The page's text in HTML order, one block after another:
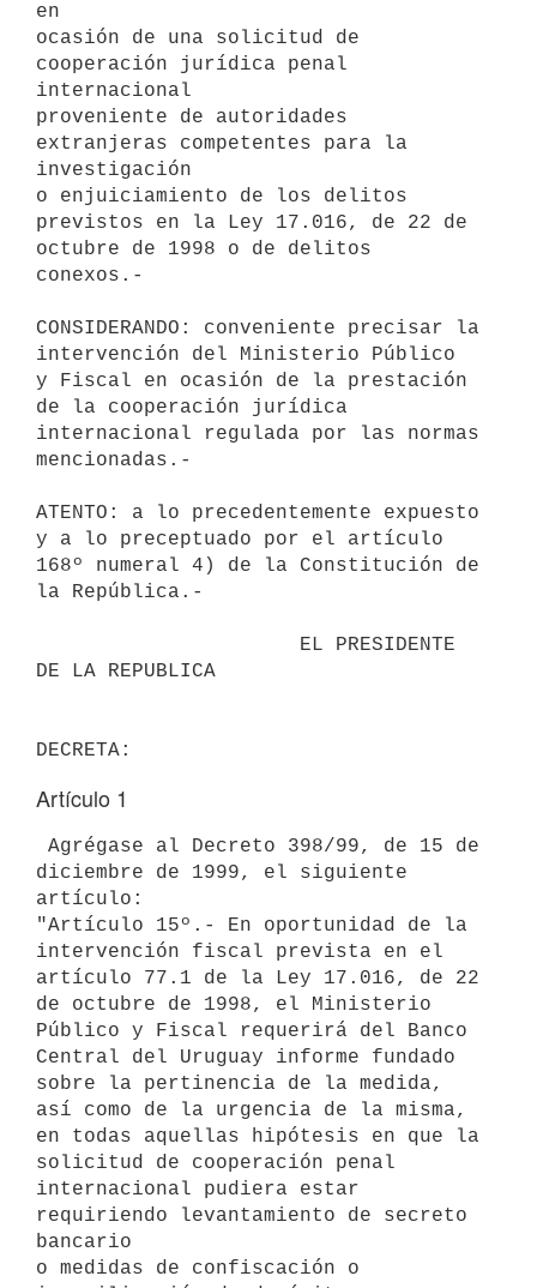
en
ocasión de una solicitud de
cooperación jurídica penal
internacional
proveniente de autoridades
extranjeras competentes para la
investigación
o enjuiciamiento de los delitos
previstos en la Ley 17.016, de 22 de
octubre de 1998 o de delitos
conexos.-
CONSIDERANDO: conveniente precisar la
intervención del Ministerio Público
y Fiscal en ocasión de la prestación
de la cooperación jurídica
internacional regulada por las normas
mencionadas.-
ATENTO: a lo precedentemente expuesto
y a lo preceptuado por el artículo
168º numeral 4) de la Constitución de
la República.-
DE LA REPUBLICA
Artículo 1
diciembre de 1999, el siguiente
artículo:
"Artículo 15º.- En oportunidad de la
intervención fiscal prevista en el
artículo 77.1 de la Ley 17.016, de 22
de octubre de 1998, el Ministerio
Público y Fiscal requerirá del Banco
Central del Uruguay informe fundado
sobre la pertinencia de la medida,
así como de la urgencia de la misma,
en todas aquellas hipótesis en que la
solicitud de cooperación penal
internacional pudiera estar
requiriendo levantamiento de secreto
bancario
o medidas de confiscación o